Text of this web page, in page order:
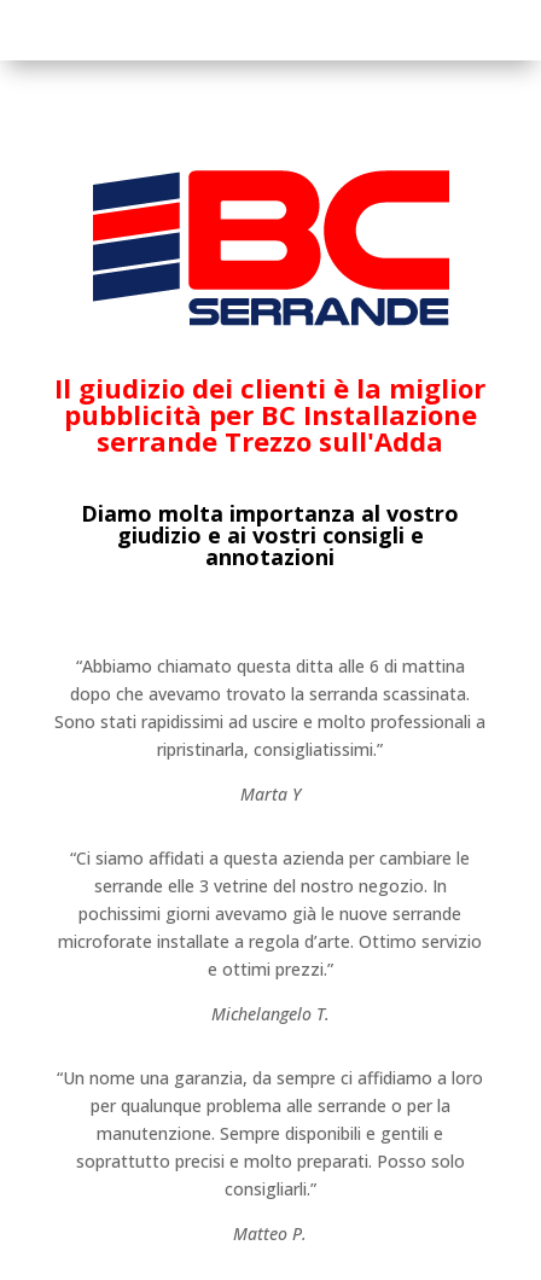
Il giudizio dei clienti è la miglior
pubblicità per BC Installazione
serrande Trezzo sull'Adda
Diamo molta importanza al vostro
giudizio e ai vostri consigli e
annotazioni
“Abbiamo chiamato questa ditta alle 6 di mattina
dopo che avevamo trovato la serranda scassinata.
Sono stati rapidissimi ad uscire e molto professionali a
ripristinarla, consigliatissimi.”
Marta Y
“Ci siamo affidati a questa azienda per cambiare le
serrande elle 3 vetrine del nostro negozio. In
pochissimi giorni avevamo già le nuove serrande
microforate installate a regola d’arte. Ottimo servizio
e ottimi prezzi.”
Michelangelo T.
“Un nome una garanzia, da sempre ci affidiamo a loro
per qualunque problema alle serrande o per la
manutenzione. Sempre disponibili e gentili e
soprattutto precisi e molto preparati. Posso solo
consigliarli.”
Matteo P.